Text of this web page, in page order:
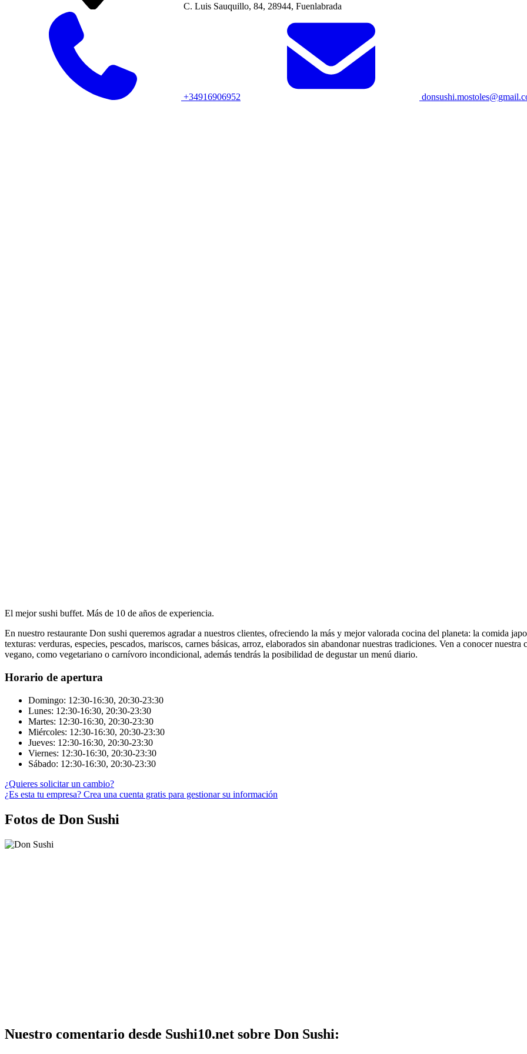
C. Luis Sauquillo, 84, 28944, Fuenlabrada
+34916906952
El mejor sushi buffet. Más de 10 de años de experiencia.
En nuestro restaurante Don sushi queremos agradar a nuestros clientes, ofreciendo la más y mejor valorada cocina del planeta: la comida
texturas: verduras, especies, pescados, mariscos, carnes básicas, arroz, elaborados sin abandonar nuestras tradiciones. Ven a conocer
vegano, como vegetariano o carnívoro incondicional, además tendrás la posibilidad de degustar un menú diario.
Horario de apertura
Domingo: 12:30-16:30, 20:30-23:30
Lunes: 12:30-16:30, 20:30-23:30
Martes: 12:30-16:30, 20:30-23:30
Miércoles: 12:30-16:30, 20:30-23:30
Jueves: 12:30-16:30, 20:30-23:30
Viernes: 12:30-16:30, 20:30-23:30
Sábado: 12:30-16:30, 20:30-23:30
¿Quieres solicitar un cambio?
¿Es esta tu empresa? Crea una cuenta gratis para gestionar su información
Fotos de Don Sushi
Nuestro comentario desde Sushi10.net sobre Don Sushi: